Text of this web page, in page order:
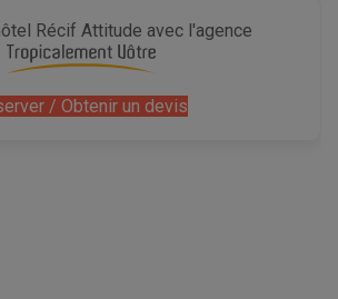
Récif Attitude avec l'agence
/ Obtenir un devis